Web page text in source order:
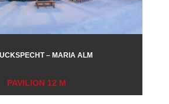
– MARIA ALM
PAVILION 12 M